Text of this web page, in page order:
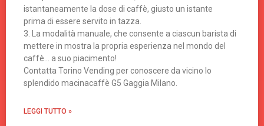
istantaneamente la dose di caffè, giusto un istante
prima di essere servito in tazza.
3. La modalità manuale, che consente a ciascun barista di
mettere in mostra la propria esperienza nel mondo del
caffè… a suo piacimento!
Contatta Torino Vending per conoscere da vicino lo
splendido macinacaffè G5 Gaggia Milano.
LEGGI TUTTO »